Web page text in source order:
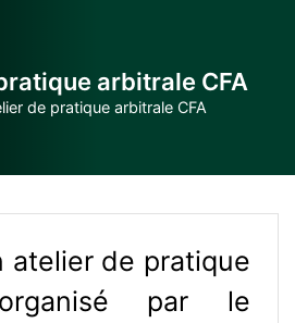
arbitrale CFA
de pratique arbitrale CFA
atelier de pratique
par le